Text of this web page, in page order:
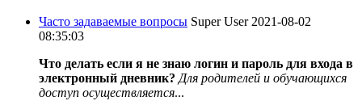
Часто задаваемые вопросы Super User 2021-08-02
08:35:03
Что делать если я не знаю логин и пароль для входа в
электронный дневник? Для родителей и обучающихся
доступ осуществляется...